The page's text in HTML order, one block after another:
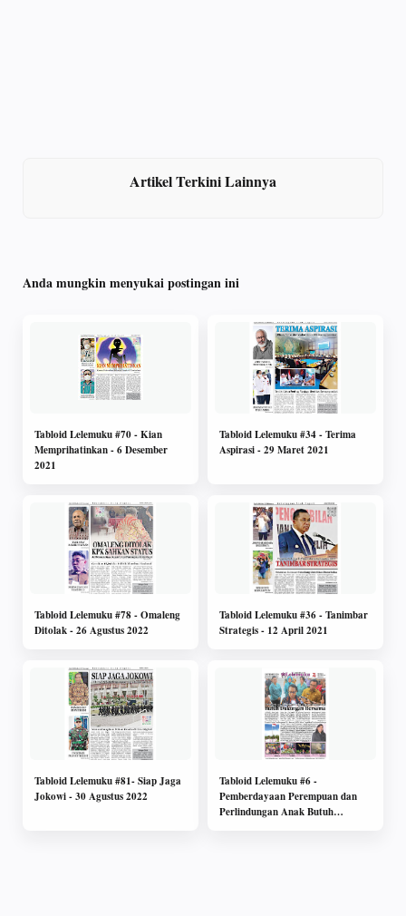
Artikel Terkini Lainnya
Anda mungkin menyukai postingan ini
Tabloid Lelemuku #70 - Kian
Memprihatinkan - 6 Desember
2021
Tabloid Lelemuku #34 - Terima
Aspirasi - 29 Maret 2021
Tabloid Lelemuku #78 - Omaleng
Ditolak - 26 Agustus 2022
Tabloid Lelemuku #36 - Tanimbar
Strategis - 12 April 2021
Tabloid Lelemuku #81- Siap Jaga
Jokowi - 30 Agustus 2022
Tabloid Lelemuku #6 -
Pemberdayaan Perempuan dan
Perlindungan Anak Butuh